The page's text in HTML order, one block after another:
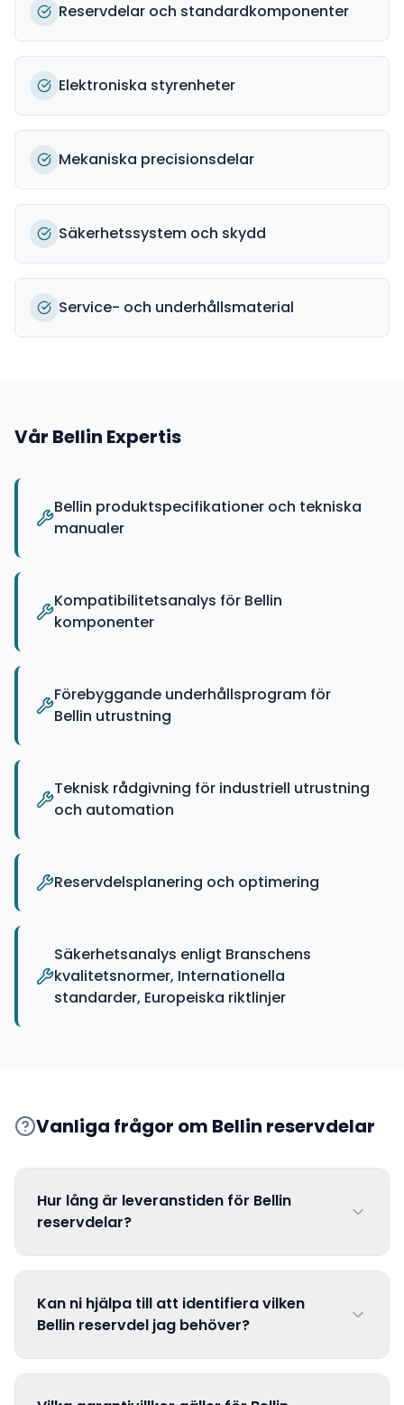
Reservdelar och standardkomponenter
Elektroniska styrenheter
Mekaniska precisionsdelar
Säkerhetssystem och skydd
Service- och underhållsmaterial
Vår Bellin Expertis
Bellin produktspecifikationer och tekniska
manualer
Kompatibilitetsanalys för Bellin
komponenter
Förebyggande underhållsprogram för
Bellin utrustning
Teknisk rådgivning för industriell utrustning
och automation
Reservdelsplanering och optimering
Säkerhetsanalys enligt Branschens
kvalitetsnormer, Internationella
standarder, Europeiska riktlinjer
Vanliga frågor om Bellin reservdelar
Hur lång är leveranstiden för Bellin
reservdelar?
Kan ni hjälpa till att identifiera vilken
Bellin reservdel jag behöver?